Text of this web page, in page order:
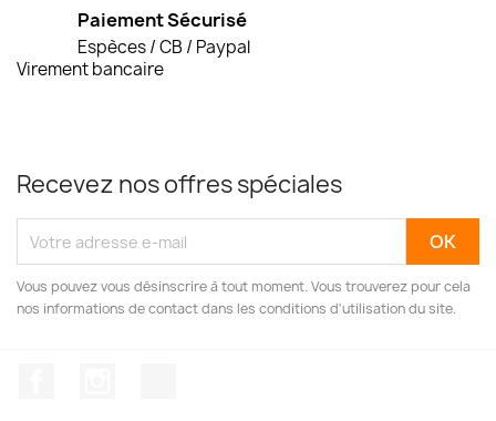
Paiement Sécurisé
Espèces / CB / Paypal
Virement bancaire
Recevez nos offres spéciales
Vous pouvez vous désinscrire à tout moment. Vous trouverez pour cela
nos informations de contact dans les conditions d'utilisation du site.